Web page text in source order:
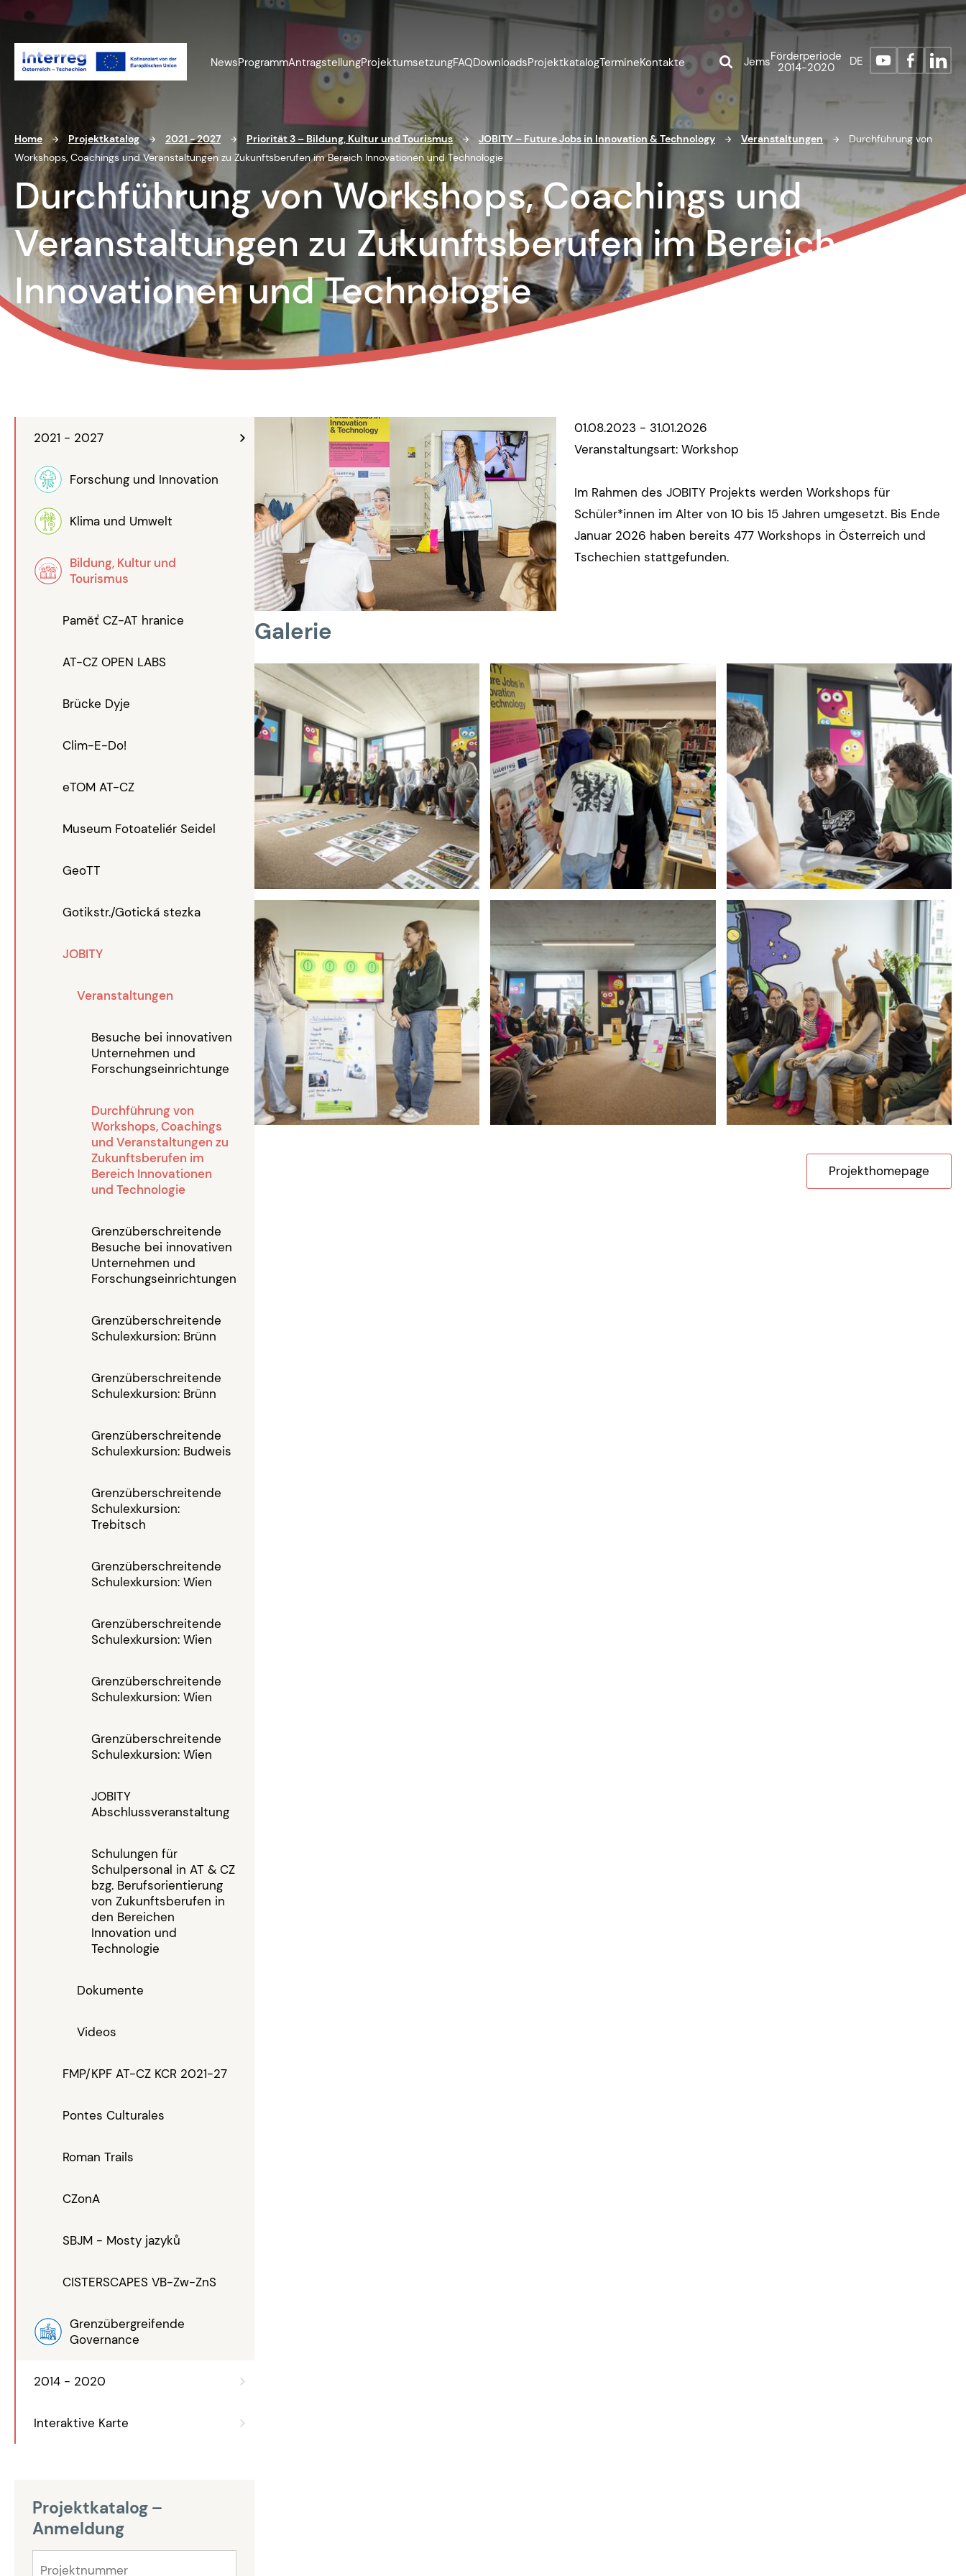
NewsProgrammAntragstellungProjektumsetzungFAQDownloadsProjektkatalogTermineKontakte JemsFörderperiode
2014-2020
DE
Home Projektkatalog 2021 - 2027 Priorität 3 – Bildung, Kultur und Tourismus JOBITY – Future Jobs in Innovation & Technology Veranstaltungen
Durchführung von
Workshops, Coachings und Veranstaltungen zu Zukunftsberufen im Bereich Innovationen und Technologie
Durchführung von Workshops, Coachings und
Veranstaltungen zu Zukunftsberufen im Bereich
Innovationen und Technologie
2021 - 2027
Forschung und Innovation
Klima und Umwelt
Bildung, Kultur und
Tourismus
Paměť CZ-AT hranice
AT-CZ OPEN LABS
Brücke Dyje
Clim-E-Do!
eTOM AT-CZ
Museum Fotoateliér Seidel
GeoTT
Gotikstr./Gotická stezka
JOBITY
Veranstaltungen
Besuche bei innovativen
Unternehmen und
Forschungseinrichtunge
Durchführung von
Workshops, Coachings
und Veranstaltungen zu
Zukunftsberufen im
Bereich Innovationen
und Technologie
Grenzüberschreitende
Besuche bei innovativen
Unternehmen und
Forschungseinrichtungen
Grenzüberschreitende
Schulexkursion: Brünn
Grenzüberschreitende
Schulexkursion: Brünn
Grenzüberschreitende
Schulexkursion: Budweis
Grenzüberschreitende
Schulexkursion:
Trebitsch
Grenzüberschreitende
Schulexkursion: Wien
Grenzüberschreitende
Schulexkursion: Wien
Grenzüberschreitende
Schulexkursion: Wien
Grenzüberschreitende
Schulexkursion: Wien
JOBITY
Abschlussveranstaltung
Schulungen für
Schulpersonal in AT & CZ
bzg. Berufsorientierung
von Zukunftsberufen in
den Bereichen
Innovation und
Technologie
Dokumente
Videos
FMP/KPF AT-CZ KCR 2021-27
Pontes Culturales
Roman Trails
CZonA
SBJM - Mosty jazyků
CISTERSCAPES VB-Zw-ZnS
Grenzübergreifende
Governance
2014 - 2020
Interaktive Karte
Projektkatalog –
Anmeldung
01.08.2023 - 31.01.2026
Veranstaltungsart: Workshop
Im Rahmen des JOBITY Projekts werden Workshops für
Schüler*innen im Alter von 10 bis 15 Jahren umgesetzt. Bis Ende
Januar 2026 haben bereits 477 Workshops in Österreich und
Tschechien stattgefunden.
Galerie
Projekthomepage